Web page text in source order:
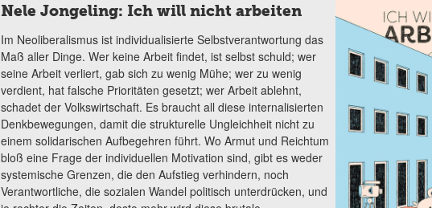
Nele Jongeling: Ich will nicht arbeiten
Im Neoliberalismus ist individualisierte Selbstverantwortung das
Maß aller Dinge. Wer keine Arbeit findet, ist selbst schuld; wer
seine Arbeit verliert, gab sich zu wenig Mühe; wer zu wenig
verdient, hat falsche Prioritäten gesetzt; wer Arbeit ablehnt,
schadet der Volkswirtschaft. Es braucht all diese internalisierten
Denkbewegungen, damit die strukturelle Ungleichheit nicht zu
einem solidarischen Aufbegehren führt. Wo Armut und Reichtum
bloß eine Frage der individuellen Motivation sind, gibt es weder
systemische Grenzen, die den Aufstieg verhindern, noch
Verantwortliche, die sozialen Wandel politisch unterdrücken, und